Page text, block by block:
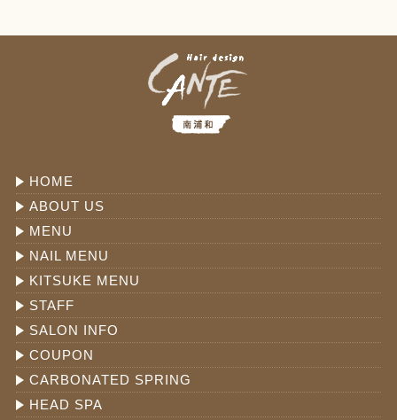
HOME
ABOUT US
MENU
NAIL MENU
KITSUKE MENU
STAFF
SALON INFO
COUPON
CARBONATED SPRING
HEAD SPA